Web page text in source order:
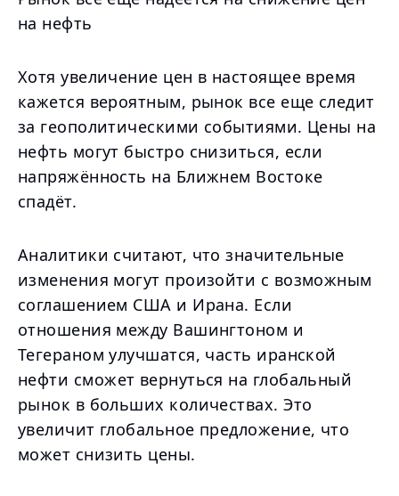
на нефть
Хотя увеличение цен в настоящее время
кажется вероятным, рынок все еще следит
за геополитическими событиями. Цены на
нефть могут быстро снизиться, если
напряжённость на Ближнем Востоке
спадёт.
Аналитики считают, что значительные
изменения могут произойти с возможным
соглашением США и Ирана. Если
отношения между Вашингтоном и
Тегераном улучшатся, часть иранской
нефти сможет вернуться на глобальный
рынок в больших количествах. Это
увеличит глобальное предложение, что
может снизить цены.